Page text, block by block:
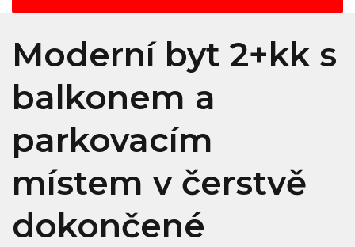
Moderní byt 2+kk s
balkonem a
parkovacím
místem v čerstvě
dokončené